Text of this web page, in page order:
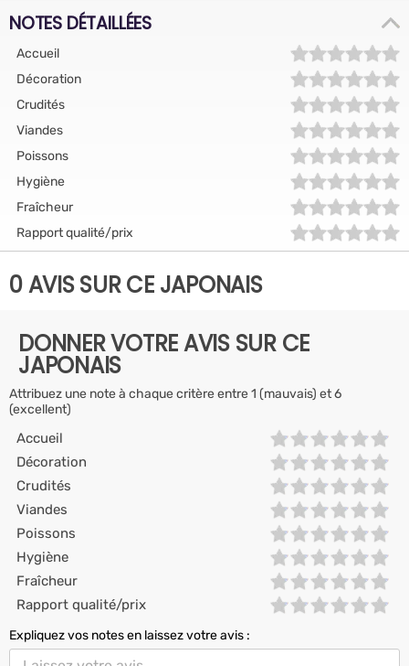
NOTES DÉTAILLÉES
Accueil
Décoration
Crudités
Viandes
Poissons
Hygiène
Fraîcheur
Rapport qualité/prix
0 AVIS SUR CE JAPONAIS
DONNER VOTRE AVIS SUR CE
JAPONAIS
Attribuez une note à chaque critère entre 1 (mauvais) et 6
(excellent)
Accueil
Décoration
Crudités
Viandes
Poissons
Hygiène
Fraîcheur
Rapport qualité/prix
Expliquez vos notes en laissez votre avis :